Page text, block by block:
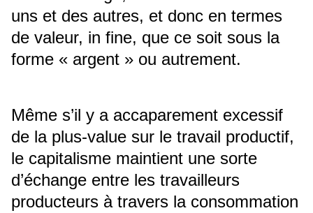
uns et des autres, et donc en termes
de valeur, in fine, que ce soit sous la
forme « argent » ou autrement.
Même s’il y a accaparement excessif
de la plus-value sur le travail productif,
le capitalisme maintient une sorte
d’échange entre les travailleurs
producteurs à travers la consommation